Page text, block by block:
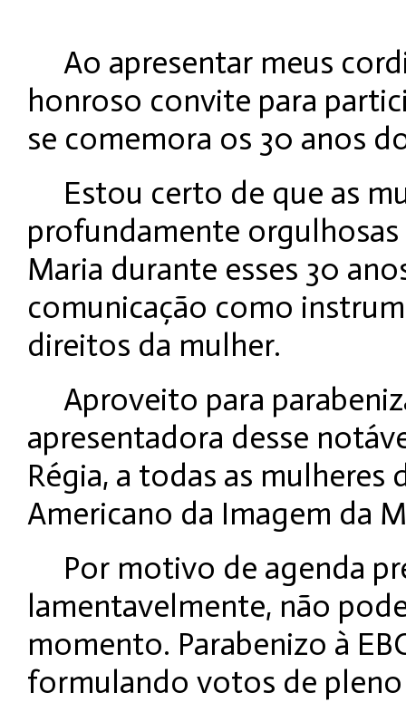
Ao apresentar meus
honroso convite para
se comemora os 30 anos
Estou certo de que as
profundamente
Maria durante esses 30
comunicação como
direitos da mulher.
Aproveito para
apresentadora desse
Régia, a todas as
Americano da Imagem da
Por motivo de agenda
lamentavelmente, não
momento. Parabenizo à
formulando votos de